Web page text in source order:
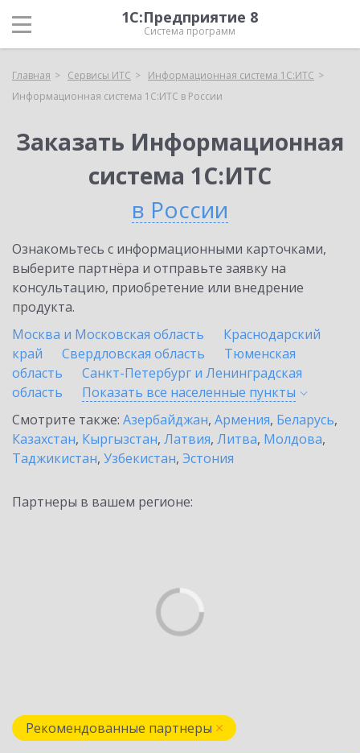
1С:Предприятие 8
Система программ
Главная Сервисы ИТС
Информационная система 1С:ИТС
Информационная система 1С:ИТС в России
Заказать Информационная
система 1С:ИТС
в России
Ознакомьтесь с информационными карточками,
выберите партнёра и отправьте заявку на
консультацию, приобретение или внедрение
продукта.
Москва и Московская область
Краснодарский
край
Свердловская область
Тюменская
область
Санкт-Петербург и Ленинградская
область
Показать все населенные пункты
Смотрите также: Азербайджан, Армения, Беларусь,
Казахстан, Кыргызстан, Латвия, Литва, Молдова,
Таджикистан, Узбекистан, Эстония
Партнеры в вашем регионе:
Рекомендованные партнеры